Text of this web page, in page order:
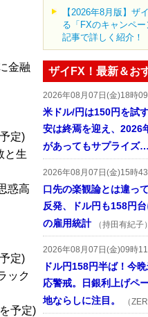
金融
定)
と生
惑高
定)
ック
予定)
【2026年8月版】ザ
る「FXのキャンペー
記事で詳しく紹介！
ザイFX！最新＆お
2026年08月07日(金)18時
米ドル/円は150円を試
安は終焉を迎え、2026
があってもサプライズ…
2026年08月07日(金)15時
口先の楽観論とは違っ
反発、ドル円も158円
の雇用統計
（持田有紀子）
2026年08月07日(金)09時
ドル円158円半ば！今
応警戒。日銀利上げペ
地ならしに注目。
（